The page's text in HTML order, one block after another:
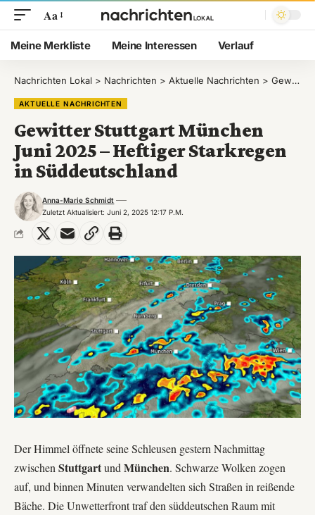
Aa
Meine Merkliste Meine Interessen Verlauf
Nachrichten Lokal > Nachrichten > Aktuelle Nachrichten > Gewitter Stuttgart München Juni 2025 – Heftiger Starkregen in Süddeutschland
AKTUELLE NACHRICHTEN
Gewitter Stuttgart München
Juni 2025 – Heftiger Starkregen
in Süddeutschland
Zuletzt Aktualisiert: Juni 2, 2025 12:17 P.m.
Anna-Marie Schmidt
Der Himmel öffnete seine Schleusen gestern Nachmittag
zwischen Stuttgartund München. Schwarze Wolken zogen
auf, und binnen Minuten verwandelten sich Straßen in reißende
Bäche. Die Unwetterfront traf den süddeutschen Raum mit